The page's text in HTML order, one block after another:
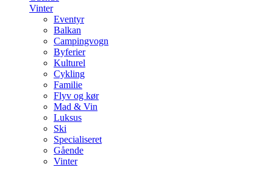
Vinter
Eventyr
Balkan
Campingvogn
Byferier
Kulturel
Cykling
Familie
Flyv og kør
Mad & Vin
Luksus
Ski
Specialiseret
Gående
Vinter